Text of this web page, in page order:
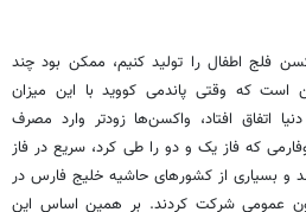
فلج اطفال را تولید کنیم، ممکن بود چند
که وقتی پاندمی کووید با این میزان
اتفاق افتاد، واکسن‌ها زودتر وارد مصرف
که فاز یک و دو را طی کرد، سریع در فاز
و بسیاری از کشورهای حاشیه خلیج فارس در
عمومی شرکت کردند. بر همین اساس این